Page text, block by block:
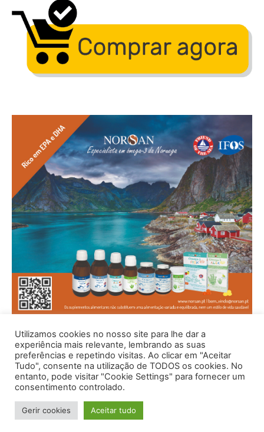
© 1996 - 2026 -Saúde e Bem Estar - Hosted and Designed By
Utilizamos cookies no nosso site para lhe dar a
experiência mais relevante, lembrando as suas
preferências e repetindo visitas. Ao clicar em "Aceitar
Tudo", consente na utilização de TODOS os cookies. No
entanto, pode visitar "Cookie Settings" para fornecer um
consentimento controlado.
Gerir cookies Aceitar tudo